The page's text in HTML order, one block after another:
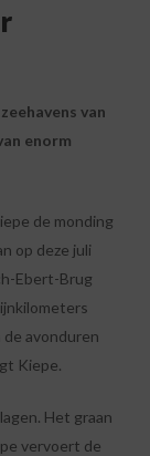
van
enorm
de monding
op deze juli
Ebert-Brug
avonduren
Kiepe.
Het graan
vervoert de